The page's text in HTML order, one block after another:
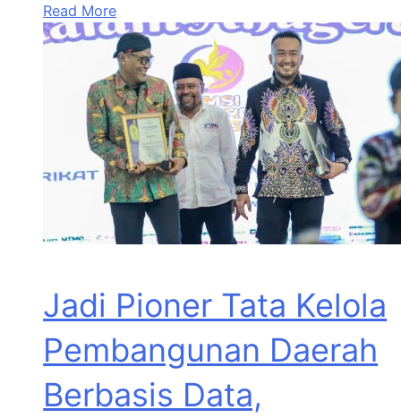
Read More
Jadi Pioner Tata Kelola
Pembangunan Daerah
Berbasis Data,